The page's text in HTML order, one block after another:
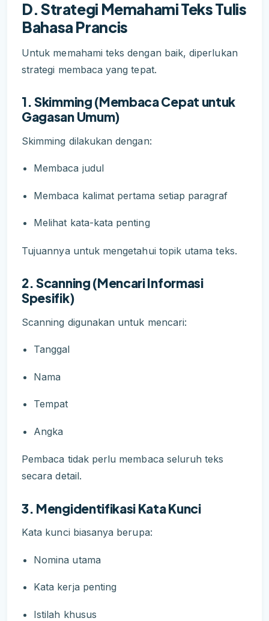
D. Strategi Memahami Teks Tulis
Bahasa Prancis
Untuk memahami teks dengan baik, diperlukan
strategi membaca yang tepat.
1. Skimming (Membaca Cepat untuk
Gagasan Umum)
Skimming dilakukan dengan:
Membaca judul
Membaca kalimat pertama setiap paragraf
Melihat kata-kata penting
Tujuannya untuk mengetahui topik utama teks.
2. Scanning (Mencari Informasi
Spesifik)
Scanning digunakan untuk mencari:
Tanggal
Nama
Tempat
Angka
Pembaca tidak perlu membaca seluruh teks
secara detail.
3. Mengidentifikasi Kata Kunci
Kata kunci biasanya berupa:
Nomina utama
Kata kerja penting
Istilah khusus